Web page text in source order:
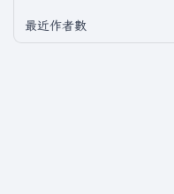
最近作者數